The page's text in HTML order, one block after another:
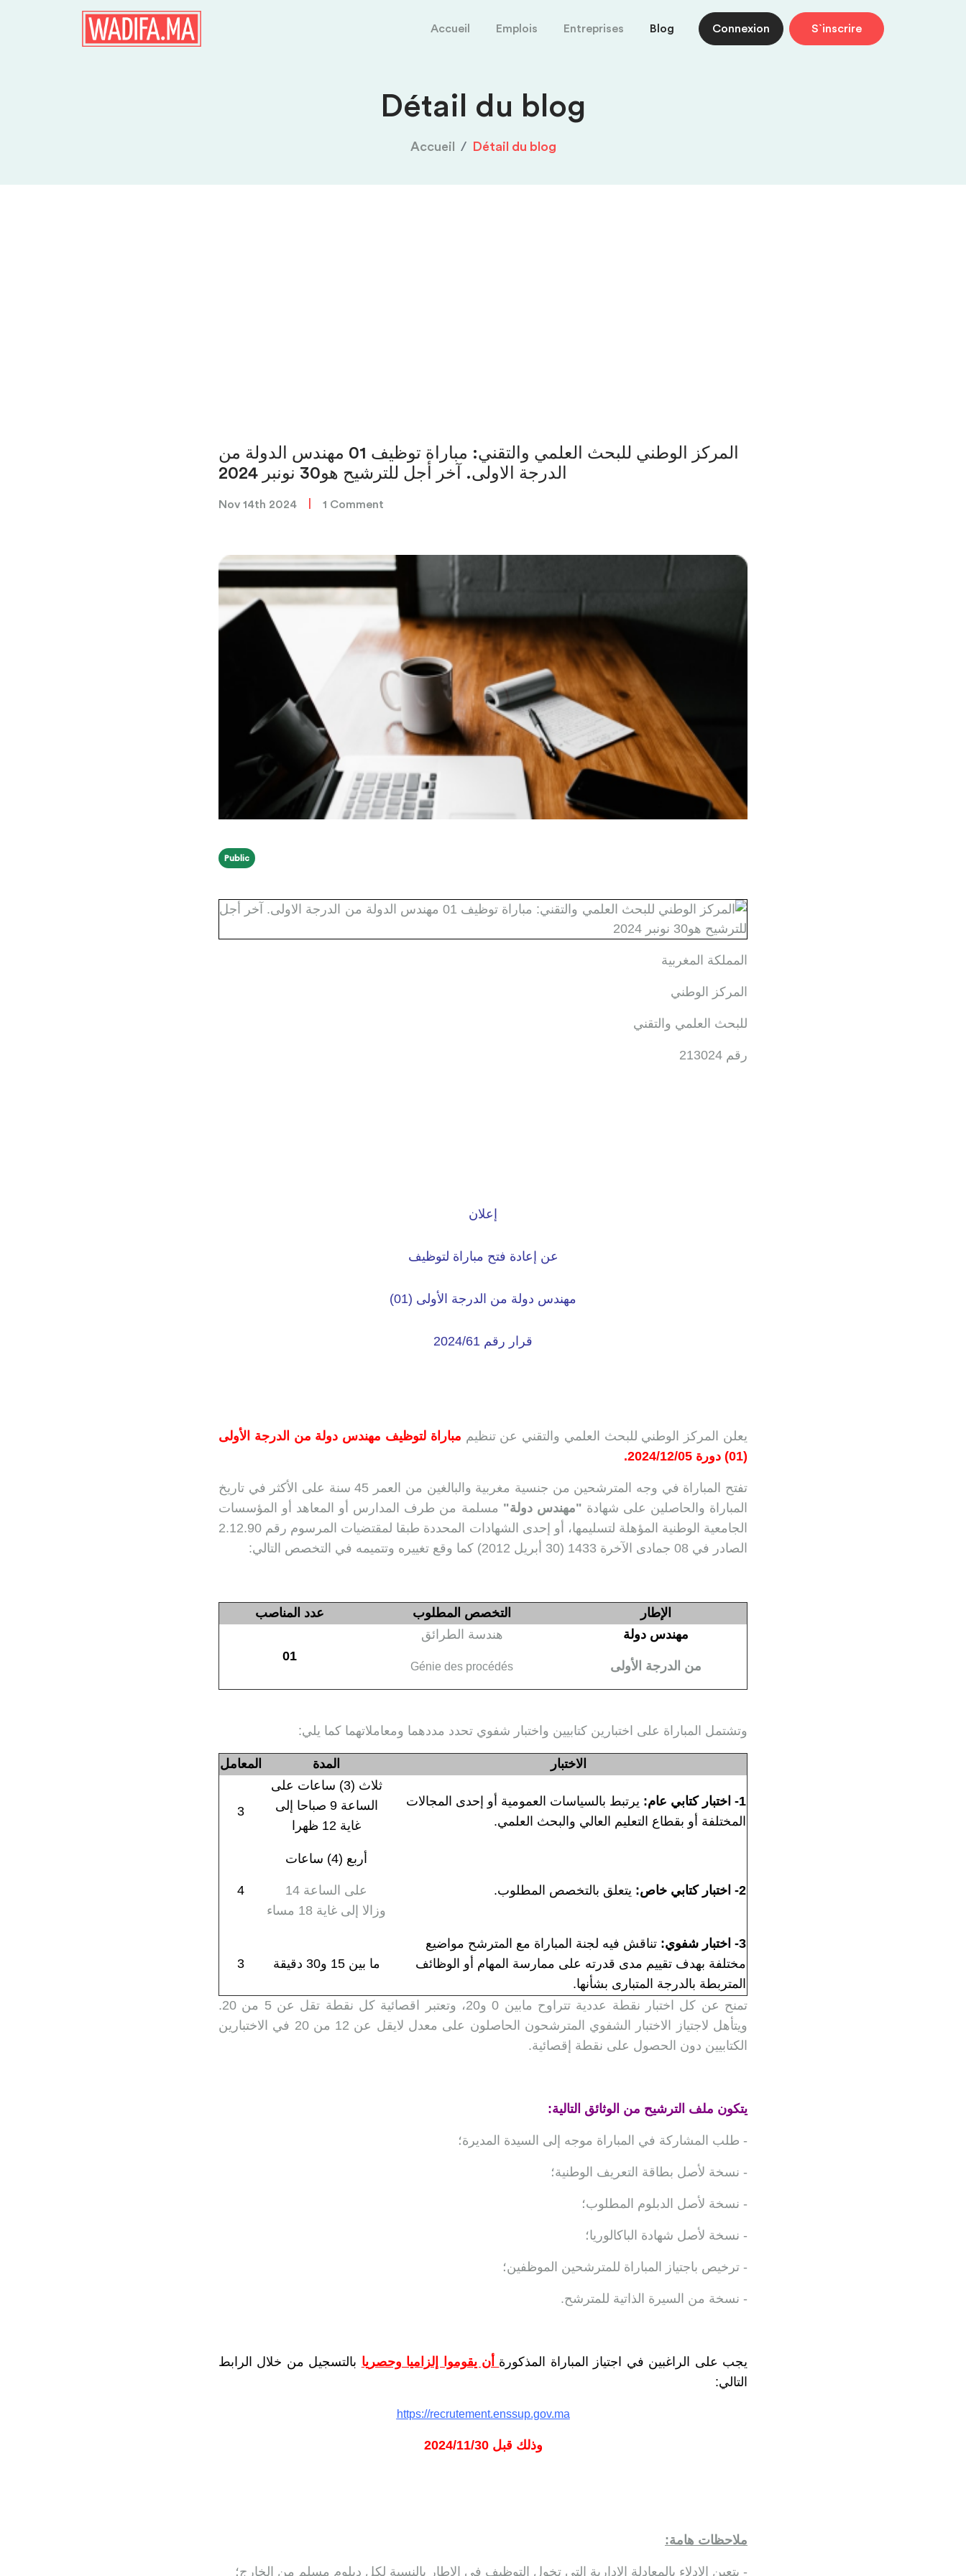
Accueil Emplois Entreprises Blog Connexion S`inscrire
Détail du blog
Accueil Détail du blog
المركز الوطني للبحث العلمي والتقني: مباراة توظيف 01 مهندس الدولة من
الدرجة الاولى. آخر أجل للترشيح هو30 نونبر 2024
Nov 14th 2024 1 Comment
Public
المملكة المغربية
المركز الوطني
للبحث العلمي والتقني
رقم 213024
إعلان
عن إعادة فتح مباراة لتوظيف
مهندس دولة من الدرجة الأولى (01)
قرار رقم 2024/61
يعلن المركز الوطني للبحث العلمي والتقني عن تنظيم مباراة لتوظيف مهندس دولة من الدرجة الأولى
(01) دورة 2024/12/05
.
تفتح المباراة في وجه المترشحين من جنسية مغربية والبالغين من العمر 45 سنة على الأكثر في تاريخ
المباراة والحاصلين على شهادة "مهندس دولة" مسلمة من طرف المدارس أو المعاهد أو المؤسسات
الجامعية الوطنية المؤهلة لتسليمها، أو إحدى الشهادات المحددة طبقا لمقتضيات المرسوم رقم 2.12.90
الصادر في 08 جمادى الآخرة 1433 (30 أبريل 2012) كما وقع تغييره وتتميمه في التخصص التالي:
الإطار التخصص المطلوب
عدد المناصب
مهندس دولة
من الدرجة الأولى
هندسة الطرائق
Génie des procédés
01
وتشتمل المباراة على اختبارين كتابيين واختبار شفوي تحدد مددهما ومعاملاتهما كما يلي:
الاختبار المدة المعامل
1- اختبار كتابي عام:
يرتبط بالسياسات العمومية أو إحدى المجالات
المختلفة أو بقطاع التعليم العالي والبحث العلمي.
ثلاث (3) ساعات على
الساعة 9 صباحا إلى
غاية 12 ظهرا
3
2- اختبار كتابي خاص: يتعلق بالتخصص المطلوب.
أربع (4) ساعات
على الساعة 14
وزالا إلى غاية 18 مساء
4
3- اختبار شفوي:
تناقش فيه لجنة المباراة مع المترشح مواضيع
مختلفة بهدف تقييم مدى قدرته على ممارسة المهام أو الوظائف
المتربطة بالدرجة المتبارى بشأنها.
ما بين 15 و30 دقيقة 3
تمنح عن كل اختبار نقطة عددية تتراوح مابين 0 و20، وتعتبر اقصائية كل نقطة تقل عن 5 من 20.
ويتأهل لاجتياز الاختبار الشفوي المترشحون الحاصلون على معدل لايقل عن 12 من 20 في الاختبارين
الكتابيين دون الحصول على نقطة إقصائية.
يتكون ملف الترشيح من الوثائق التالية:
- طلب المشاركة في المباراة موجه إلى السيدة المديرة؛
- نسخة لأصل بطاقة التعريف الوطنية؛
- نسخة لأصل الدبلوم المطلوب؛
- نسخة لأصل شهادة الباكالوريا؛
- ترخيص باجتياز المباراة للمترشحين الموظفين؛
- نسخة من السيرة الذاتية للمترشح.
يجب على الراغبين في اجتياز المباراة المذكورة أن يقوموا إلزاميا وحصريا بالتسجيل من خلال الرابط
التالي:
https://recrutement.enssup.gov.ma
وذلك قبل 2024/11/30
ملاحظات هامة:
- يتعين الإدلاء بالمعادلة الإدارية التي تخول التوظيف في الإطار بالنسبة لكل دبلوم مسلم من الخارج؛